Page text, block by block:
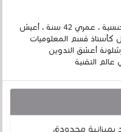
إسمي الكامل الحسين مزواد ، مغربي الجنسية ، عمري 42 سنة ، أعيش
كأستاذ قسم المعلوميات
أعشق التدوين
التقنية
محدودة،